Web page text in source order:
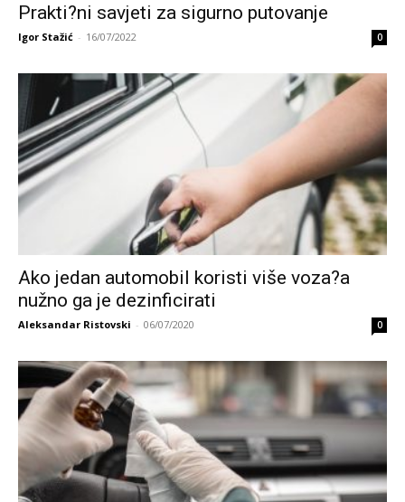
Prakti?ni savjeti za sigurno putovanje
Igor Stažić - 16/07/2022 0
Ako jedan automobil koristi više voza?a
nužno ga je dezinficirati
Aleksandar Ristovski - 06/07/2020 0